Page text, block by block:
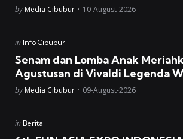
Posted
by Media Cibubur 10-August-2026
Posted
in Info Cibubur
Senam dan Lomba Anak
Agustusan di Vivaldi Legenda
Posted
by Media Cibubur 09-August-2026
Posted
in Berita